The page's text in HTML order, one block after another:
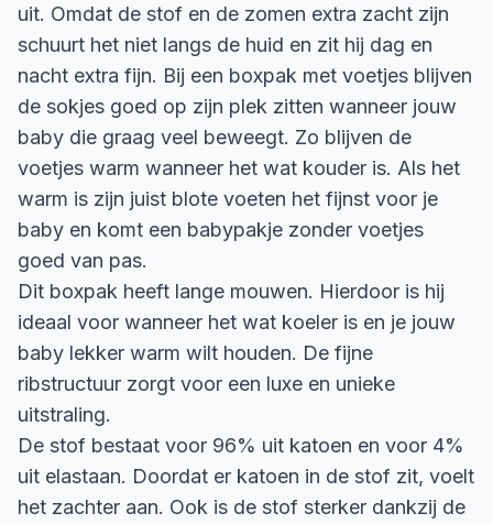
uit. Omdat de stof en de zomen extra zacht zijn
schuurt het niet langs de huid en zit hij dag en
nacht extra fijn. Bij een boxpak met voetjes blijven
de sokjes goed op zijn plek zitten wanneer jouw
baby die graag veel beweegt. Zo blijven de
voetjes warm wanneer het wat kouder is. Als het
warm is zijn juist blote voeten het fijnst voor je
baby en komt een babypakje zonder voetjes
goed van pas.
Dit boxpak heeft lange mouwen. Hierdoor is hij
ideaal voor wanneer het wat koeler is en je jouw
baby lekker warm wilt houden. De fijne
ribstructuur zorgt voor een luxe en unieke
uitstraling.
De stof bestaat voor 96% uit katoen en voor 4%
uit elastaan. Doordat er katoen in de stof zit, voelt
het zachter aan. Ook is de stof sterker dankzij de